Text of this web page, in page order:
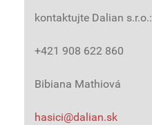
kontaktujte Dalian s.r.o.:
+421 908 622 860
Bibiana Mathiová
hasici@dalian.sk